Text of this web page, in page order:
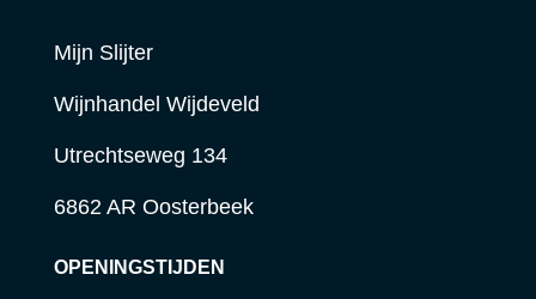
Mijn Slijter
Wijnhandel Wijdeveld
Utrechtseweg 134
6862 AR Oosterbeek
OPENINGSTIJDEN